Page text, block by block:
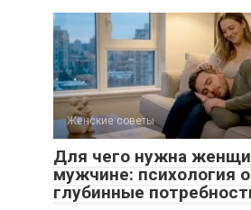
Женские советы
Для чего нужна
мужчине: психология
глубинные